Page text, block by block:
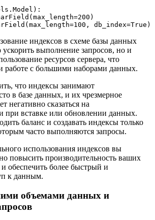
индексов в схеме базы данных
ускорить выполнение запросов, но и
ресурсов сервера, что
работе с большими наборами данных.
что индексы занимают
в базе данных, и их чрезмерное
негативно сказаться на
при вставке или обновлении данных.
баланс и создавать индексы только
часто выполняются запросы.
использования индексов вы
повысить производительность ваших
обеспечить более быстрый и
к данным.
объемами данных и